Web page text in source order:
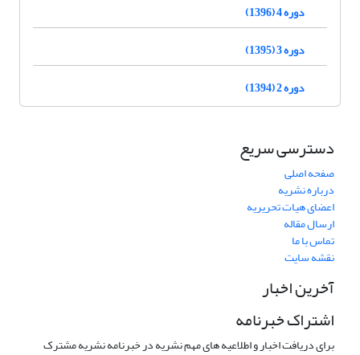
دوره 4 (1396)
دوره 3 (1395)
دوره 2 (1394)
دسترسی سریع
صفحه اصلی
درباره نشریه
اعضای هیات تحریریه
ارسال مقاله
تماس با ما
نقشه سایت
آخرین اخبار
اشتراک خبرنامه
برای دریافت اخبار و اطلاعیه های مهم نشریه در خبرنامه نشریه مشترک